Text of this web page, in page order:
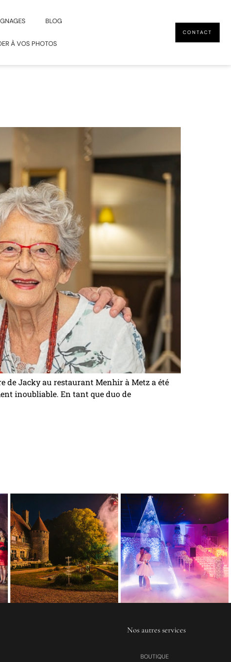
BLOG
À VOS PHOTOS
CONTACT
de Jacky au restaurant Menhir à Metz a été
inoubliable. En tant que duo de
Nos autres services
BOUTIQUE